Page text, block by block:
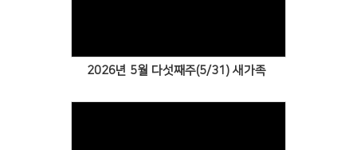
2026년 5월 다섯째주(5/31) 새가족